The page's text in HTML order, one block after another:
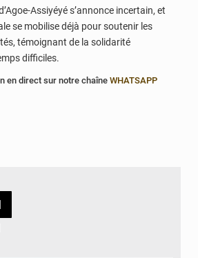
Assiyéyé s’annonce incertain, et
se mobilise déjà pour soutenir les
témoignant de la solidarité
difficiles.
en direct sur notre chaîne WHATSAPP